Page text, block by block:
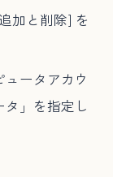
加と削除] を
ュータアカウ
」を指定し